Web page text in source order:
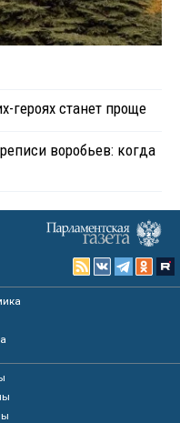
героях станет проще
воробьев: когда